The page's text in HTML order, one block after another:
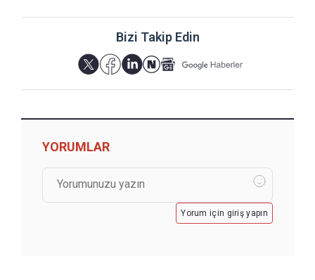
Bizi Takip Edin
YORUMLAR
Yorum için giriş yapın